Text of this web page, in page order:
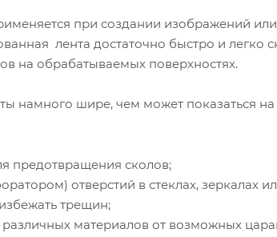
при создании изображений или
лента достаточно быстро и легко
на обрабатываемых поверхностях.
намного шире, чем может показаться
предотвращения сколов;
отверстий в стеклах, зеркалах
трещин;
материалов от возможных